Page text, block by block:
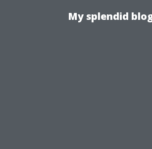
My splendid